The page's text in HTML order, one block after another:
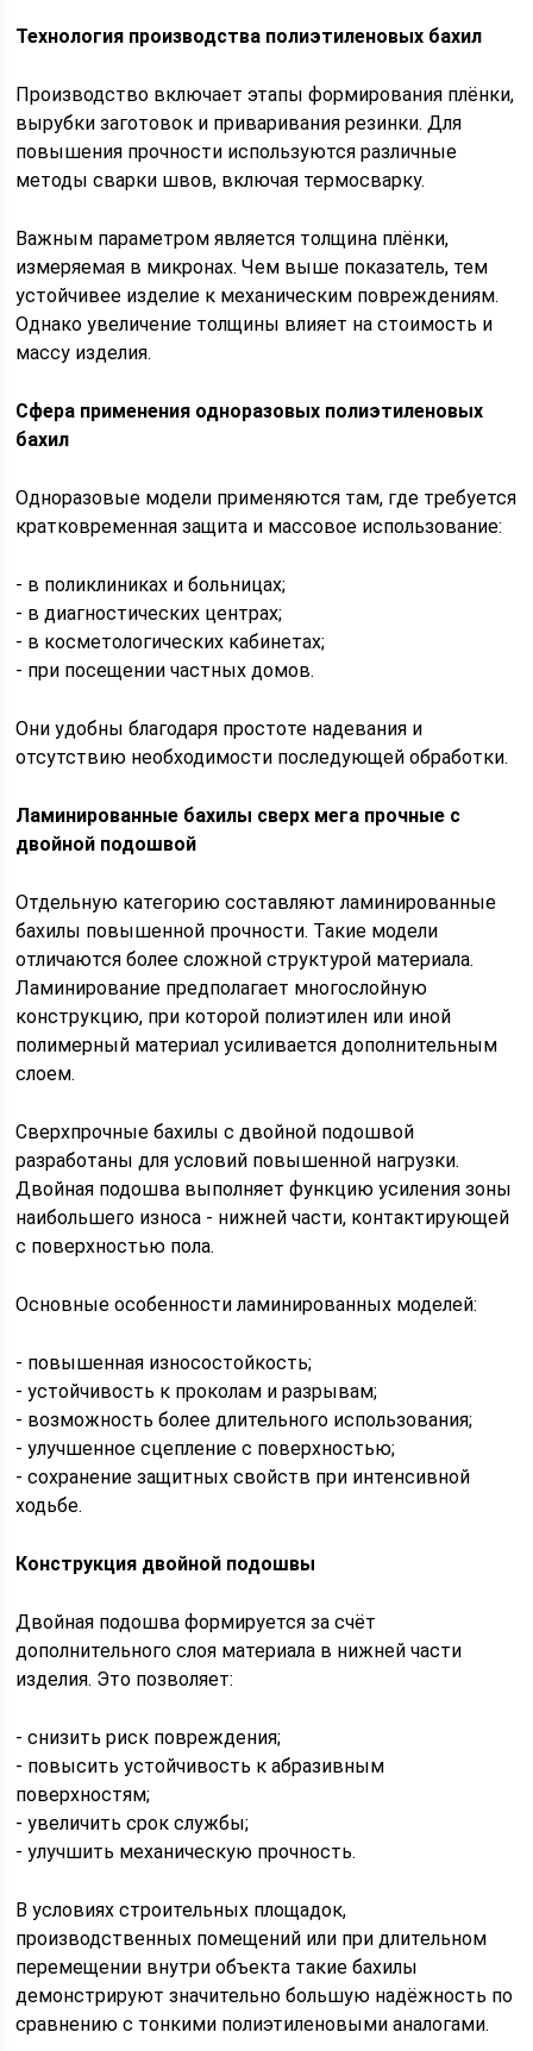
Технология производства полиэтиленовых бахил
Производство включает этапы формирования плёнки,
вырубки заготовок и приваривания резинки. Для
повышения прочности используются различные
методы сварки швов, включая термосварку.
Важным параметром является толщина плёнки,
измеряемая в микронах. Чем выше показатель, тем
устойчивее изделие к механическим повреждениям.
Однако увеличение толщины влияет на стоимость и
массу изделия.
Сфера применения одноразовых полиэтиленовых
бахил
Одноразовые модели применяются там, где требуется
кратковременная защита и массовое использование:
- в поликлиниках и больницах;
- в диагностических центрах;
- в косметологических кабинетах;
- при посещении частных домов.
Они удобны благодаря простоте надевания и
отсутствию необходимости последующей обработки.
Ламинированные бахилы сверх мега прочные с
двойной подошвой
Отдельную категорию составляют ламинированные
бахилы повышенной прочности. Такие модели
отличаются более сложной структурой материала.
Ламинирование предполагает многослойную
конструкцию, при которой полиэтилен или иной
полимерный материал усиливается дополнительным
слоем.
Сверхпрочные бахилы с двойной подошвой
разработаны для условий повышенной нагрузки.
Двойная подошва выполняет функцию усиления зоны
наибольшего износа - нижней части, контактирующей
с поверхностью пола.
Основные особенности ламинированных моделей:
- повышенная износостойкость;
- устойчивость к проколам и разрывам;
- возможность более длительного использования;
- улучшенное сцепление с поверхностью;
- сохранение защитных свойств при интенсивной
ходьбе.
Конструкция двойной подошвы
Двойная подошва формируется за счёт
дополнительного слоя материала в нижней части
изделия. Это позволяет:
- снизить риск повреждения;
- повысить устойчивость к абразивным
поверхностям;
- увеличить срок службы;
- улучшить механическую прочность.
В условиях строительных площадок,
производственных помещений или при длительном
перемещении внутри объекта такие бахилы
демонстрируют значительно большую надёжность по
сравнению с тонкими полиэтиленовыми аналогами.